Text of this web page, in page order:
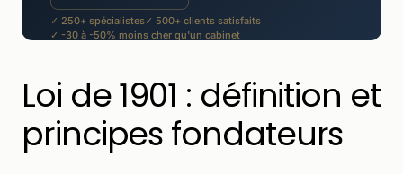
✓ 250+ spécialistes✓ 500+ clients satisfaits
✓ -30 à -50% moins cher qu'un cabinet
Loi de 1901 : définition et
principes fondateurs